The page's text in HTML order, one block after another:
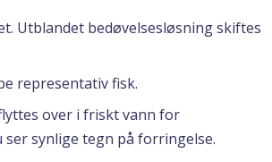
Utblandet bedøvelsesløsning skiftes
representativ fisk.
over i friskt vann for
synlige tegn på forringelse.